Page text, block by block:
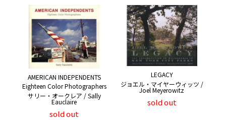
AMERICAN INDEPENDENTS
Eighteen Color Photographers
サリー・オークレア / Sally
Eauclaire
sold out
LEGACY
ジョエル・マイヤーウィッツ /
Joel Meyerowitz
sold out